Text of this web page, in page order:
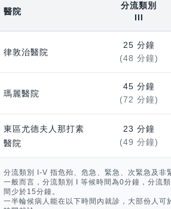
醫院
分流類別
III
律敦治醫院
25 分鐘
(48 分鐘)
瑪麗醫院
45 分鐘
(72 分鐘)
東區尤德夫人那打素
醫院
23 分鐘
(49 分鐘)
分流類別 I-V 指危殆、危急、緊急、次緊急及非
一般而言，分流類別 I 等候時間為0分鐘，分流
間少於15分鐘。
一半輪候病人能在以下時間內就診，大部份人可